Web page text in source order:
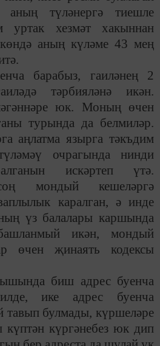
түләнергә тиешле
уртак хезмәт хакыннан
көндә аның күләме 43 мең
барабыз, гаиләнең 2
тәрбияләнә икән.
юк. Моның өчен
турында да белмиләр.
аңлатма язырга тәкъдим
очрагында нинди
искәртеп үтә.
мондый кешеләргә
каралган, ә инде
үз балалары каршында
икән, мондый
өчен җинаять кодексы
биш адрес буенча
ике адрес буенча
тавып булмады, күршеләре
күптән күргәнебез юк дип